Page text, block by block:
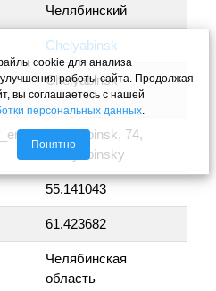
Челябинский
Chelyabinsk
Chelyabinsk
Chelyabinsk, 74,
Chelyabinsky
55.141043
61.423682
Челябинская
область
cookie для анализа
работы сайта. Продолжая
вы соглашаетесь с нашей
персональных данных.
Понятно